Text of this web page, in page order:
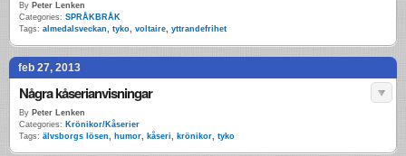
By Peter Lenken
Categories: SPRÅKBRÅK
Tags: almedalsveckan, tyko, voltaire, yttrandefrihet
feb 27, 2013
Några kåserianvisningar
By Peter Lenken
Categories: Krönikor/Kåserier
Tags: älvsborgs lösen, humor, kåseri, krönikor, tyko